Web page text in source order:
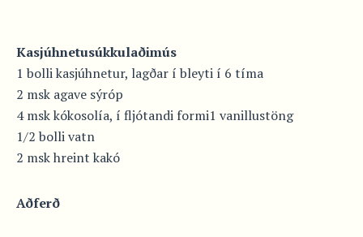
Kasjúhnetusúkkulaðimús
1 bolli kasjúhnetur, lagðar í bleyti í 6 tíma
2 msk agave sýróp
4 msk kókosolía, í fljótandi formi1 vanillustöng
1/2 bolli vatn
2 msk hreint kakó
Aðferð